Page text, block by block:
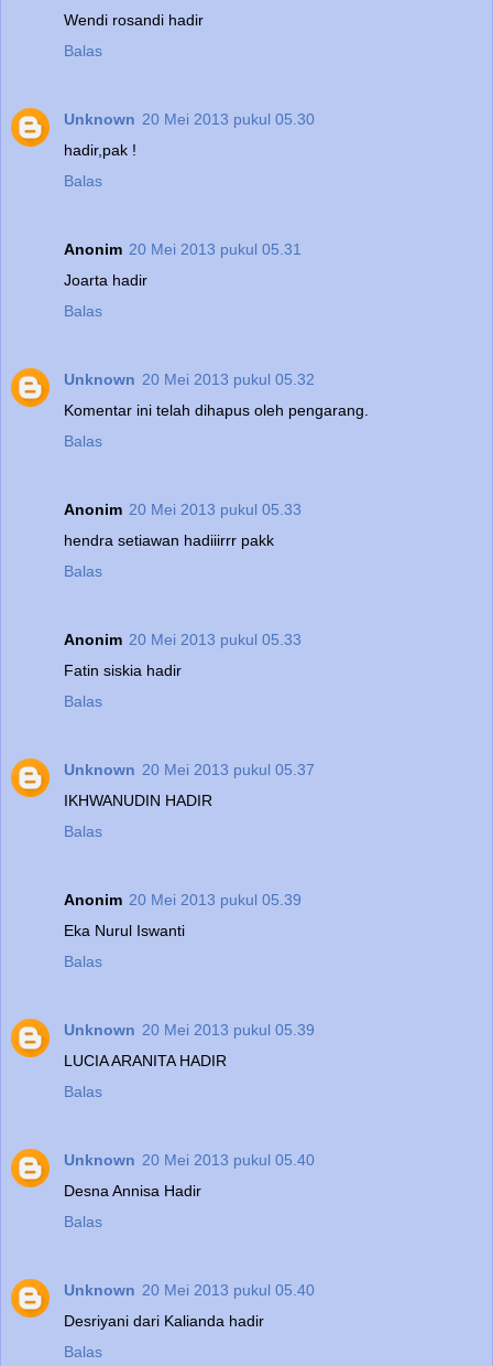
Wendi rosandi hadir
Balas
Unknown 20 Mei 2013 pukul 05.30
hadir,pak !
Balas
Anonim 20 Mei 2013 pukul 05.31
Joarta hadir
Balas
Unknown 20 Mei 2013 pukul 05.32
Komentar ini telah dihapus oleh pengarang.
Balas
Anonim 20 Mei 2013 pukul 05.33
hendra setiawan hadiiirrr pakk
Balas
Anonim 20 Mei 2013 pukul 05.33
Fatin siskia hadir
Balas
Unknown 20 Mei 2013 pukul 05.37
IKHWANUDIN HADIR
Balas
Anonim 20 Mei 2013 pukul 05.39
Eka Nurul Iswanti
Balas
Unknown 20 Mei 2013 pukul 05.39
LUCIA ARANITA HADIR
Balas
Unknown 20 Mei 2013 pukul 05.40
Desna Annisa Hadir
Balas
Unknown 20 Mei 2013 pukul 05.40
Desriyani dari Kalianda hadir
Balas